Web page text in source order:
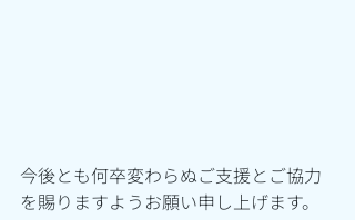
今後とも何卒変わらぬご支援とご協力
を賜りますようお願い申し上げます。